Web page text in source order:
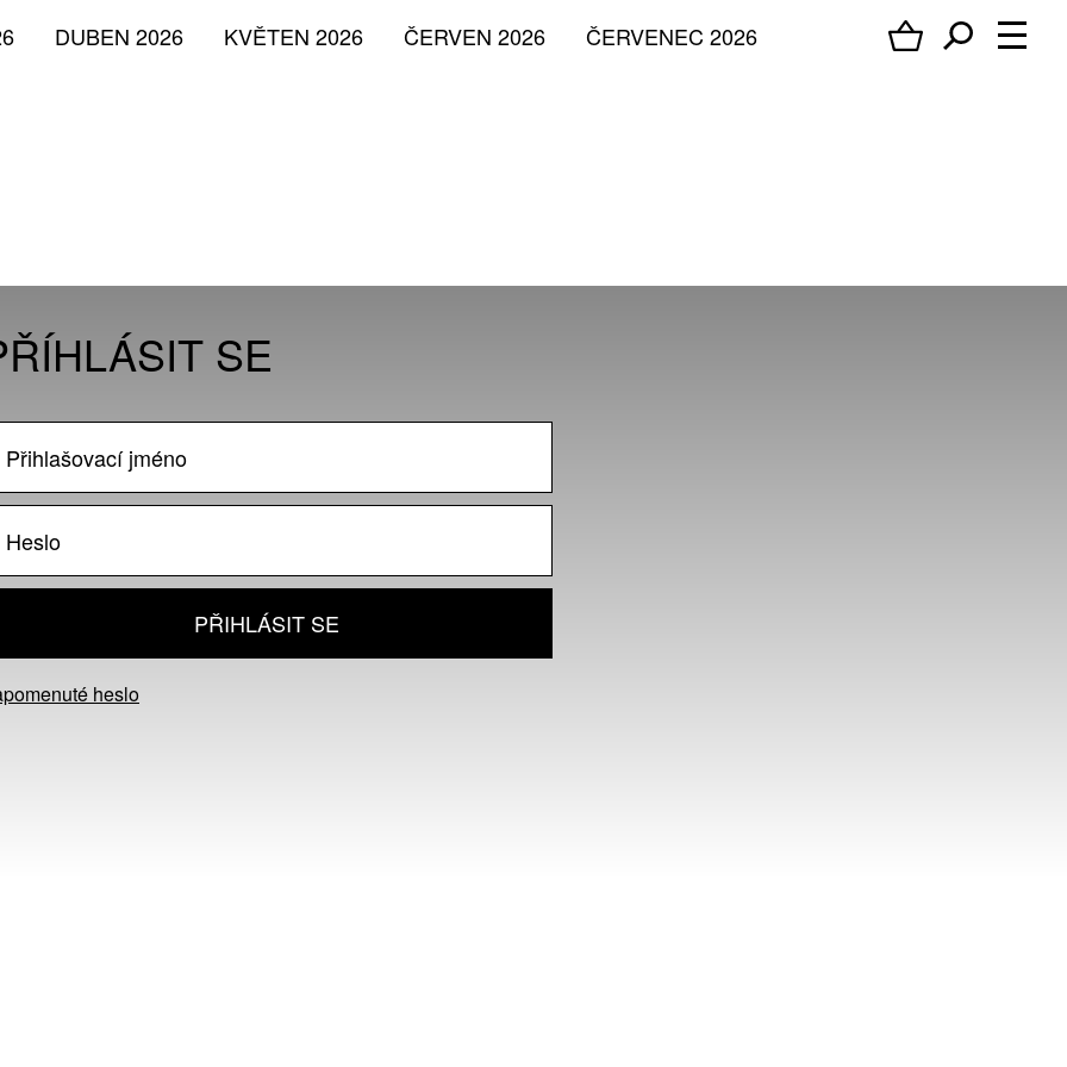
ČERVENEC 2026
ČERVEN 2026
KVĚTEN 2026
DUBEN 2026
SE
PŘIHLÁSIT SE
heslo